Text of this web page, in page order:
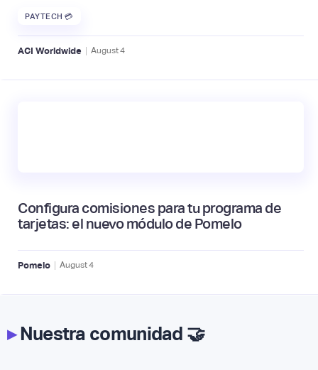
PAYTECH 💳
ACI Worldwide | August4
Configura comisiones para tu programa de
tarjetas: el nuevo módulo de Pomelo
Pomelo | August4
▸Nuestra comunidad 🤝